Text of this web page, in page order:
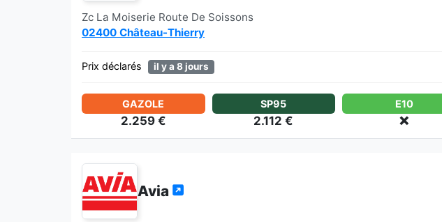
Zc La Moiserie Route De Soissons
02400 Château-Thierry
Prix déclarés il y a 8 jours
GAZOLE
2.259 €
SP95
2.112 €
E10
❌
Avia